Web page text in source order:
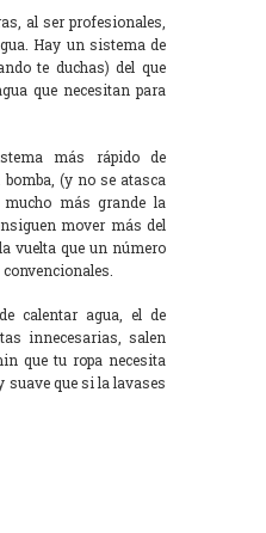
al ser profesionales,
Hay un sistema de
te duchas) del que
que necesitan para
más rápido de
(y no se atasca
más grande la
mover más del
vuelta que un número
calentar agua, el de
innecesarias, salen
que tu ropa necesita
suave que si la lavases